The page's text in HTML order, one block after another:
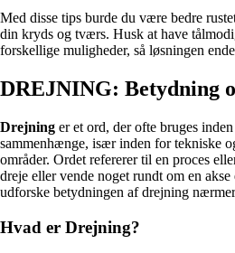
Med disse tips burde du være bedre
din kryds og tværs. Husk at have
forskellige muligheder, så løsningen
DREJNING: Betydning
Drejning er et ord, der ofte bruges
sammenhænge, især inden for tekniske
områder. Ordet refererer til en proces
dreje eller vende noget rundt om en
udforske betydningen af drejning
Hvad er Drejning?